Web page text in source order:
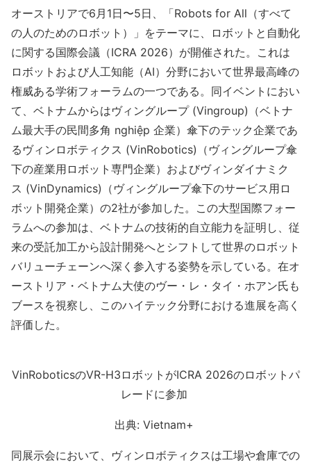
オーストリアで6月1日〜5日、「Robots for All（すべて
の人のためのロボット）」をテーマに、ロボットと自動化
に関する国際会議（ICRA 2026）が開催された。これは
ロボットおよび人工知能（AI）分野において世界最高峰の
権威ある学術フォーラムの一つである。同イベントにおい
て、ベトナムからはヴィングループ (Vingroup)（ベトナ
ム最大手の民間多角 nghiệp 企業）傘下のテック企業であ
るヴィンロボティクス (VinRobotics)（ヴィングループ傘
下の産業用ロボット専門企業）およびヴィンダイナミク
ス (VinDynamics)（ヴィングループ傘下のサービス用ロ
ボット開発企業）の2社が参加した。この大型国際フォー
ラムへの参加は、ベトナムの技術的自立能力を証明し、従
来の受託加工から設計開発へとシフトして世界のロボット
バリューチェーンへ深く参入する姿勢を示している。在オ
ーストリア・ベトナム大使のヴー・レ・タイ・ホアン氏も
ブースを視察し、このハイテック分野における進展を高く
評価した。
VinRoboticsのVR-H3ロボットがICRA 2026のロボットパ
レードに参加
出典: Vietnam+
同展示会において、ヴィンロボティクスは工場や倉庫での